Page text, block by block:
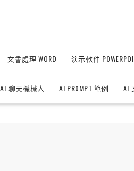
文書處理 WORD 演示軟件
AI 聊天機械人 AI PROMPT 範例 AI